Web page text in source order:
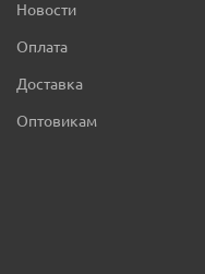
Новости
Оплата
Доставка
Оптовикам